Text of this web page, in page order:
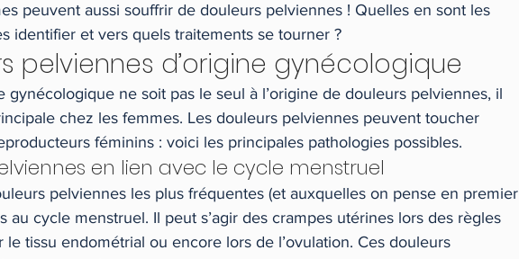
peuvent aussi souffrir de douleurs pelviennes ! Quelles en sont les
identifier et vers quels traitements se tourner ?
pelviennes d’origine gynécologique
gynécologique ne soit pas le seul à l’origine de douleurs pelviennes, il
chez les femmes. Les douleurs pelviennes peuvent toucher
féminins : voici les principales pathologies possibles.
en lien avec le cycle menstruel
pelviennes les plus fréquentes (et auxquelles on pense en premier
au cycle menstruel. Il peut s’agir des crampes utérines lors des règles
tissu endométrial ou encore lors de l’ovulation. Ces douleurs